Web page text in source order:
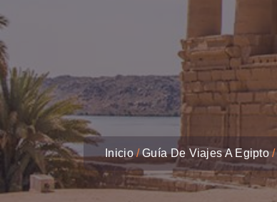
Inicio Guía De Viajes A Egipto